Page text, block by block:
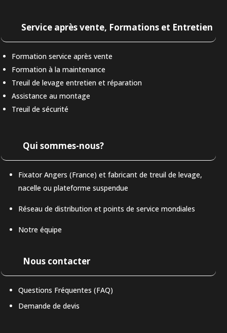
Service après vente, Formations et Entretien
Formation service après vente
Formation à la maintenance
Treuil de levage entretien et réparation
Assistance au montage
Treuil de sécurité
Qui sommes-nous?
Fixator Angers (France) et fabricant de treuil de levage,
nacelle ou plateforme suspendue
Réseau de distribution et points de service mondiales
Notre équipe
Nous contacter
Questions Fréquentes (FAQ)
Demande de devis